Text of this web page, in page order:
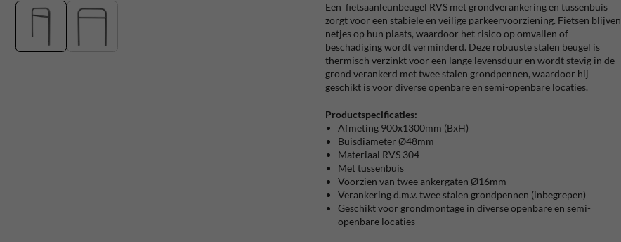
Een fietsaanleunbeugel RVS met grondverankering en tussenbuis
zorgt voor een stabiele en veilige parkeervoorziening. Fietsen blijven
netjes op hun plaats, waardoor het risico op omvallen of
beschadiging wordt verminderd. Deze robuuste stalen beugel is
thermisch verzinkt voor een lange levensduur en wordt stevig in de
grond verankerd met twee stalen grondpennen, waardoor hij
geschikt is voor diverse openbare en semi-openbare locaties.
Productspecificaties:
Afmeting 900x1300mm (BxH)
Buisdiameter Ø48mm
Materiaal RVS 304
Met tussenbuis
Voorzien van twee ankergaten Ø16mm
Verankering d.m.v. twee stalen grondpennen (inbegrepen)
Geschikt voor grondmontage in diverse openbare en semi-
openbare locaties